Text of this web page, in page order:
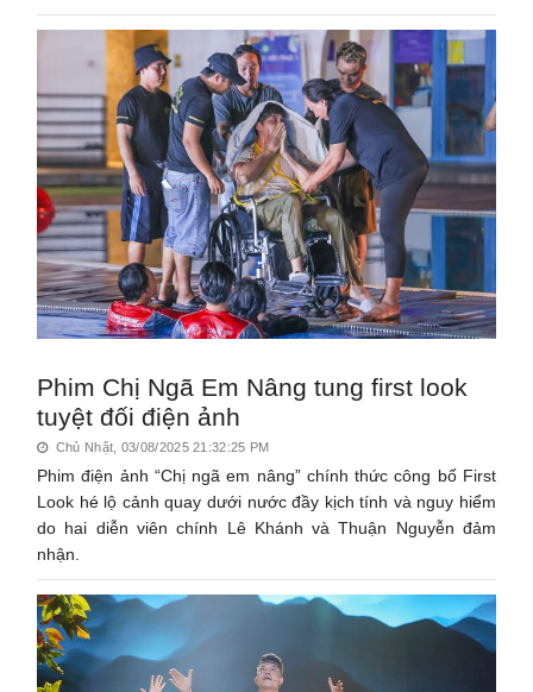
Phim Chị Ngã Em Nâng tung first look
tuyệt đối điện ảnh
Chủ Nhật, 03/08/2025 21:32:25 PM
Phim điện ảnh “Chị ngã em nâng” chính thức công bố First
Look hé lộ cảnh quay dưới nước đầy kịch tính và nguy hiểm
do hai diễn viên chính Lê Khánh và Thuận Nguyễn đảm
nhận.